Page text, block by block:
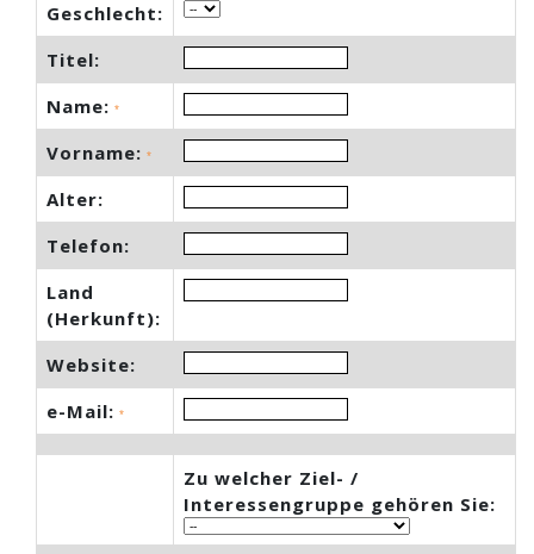
Geschlecht:
Titel:
Name: *
Vorname: *
Alter:
Telefon:
Land
(Herkunft):
Website:
e-Mail: *
Zu welcher Ziel- /
Interessengruppe gehören Sie: